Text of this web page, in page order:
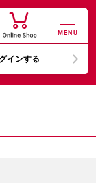
MENU
インする